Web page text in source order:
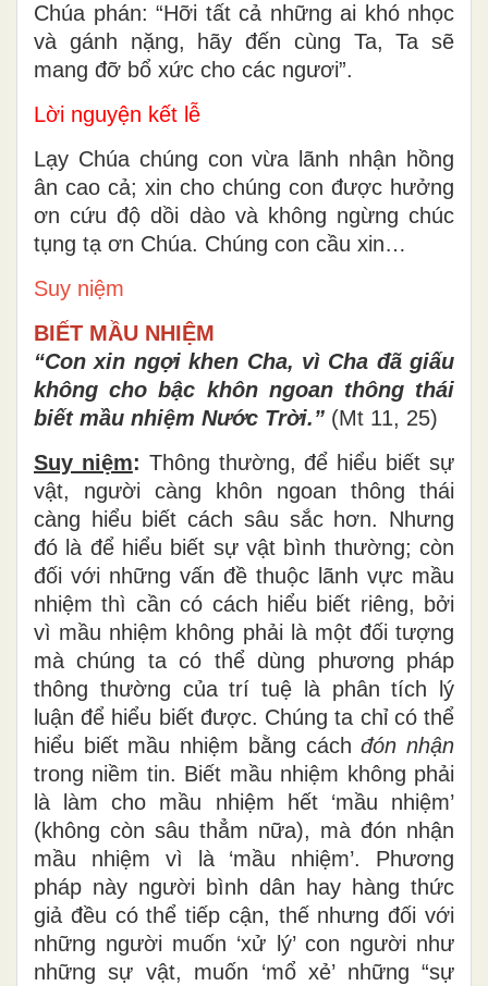
Chúa phán: “Hỡi tất cả những ai khó nhọc
và gánh nặng, hãy đến cùng Ta, Ta sẽ
mang đỡ bổ xức cho các ngươi”.
Lời nguyện kết lễ
Lạy Chúa chúng con vừa lãnh nhận hồng
ân cao cả; xin cho chúng con được hưởng
ơn cứu độ dồi dào và không ngừng chúc
tụng tạ ơn Chúa. Chúng con cầu xin…
Suy niệm
BIẾT MẦU NHIỆM
“Con xin ngợi khen Cha, vì Cha đã giấu
không cho bậc khôn ngoan thông thái
biết mầu nhiệm Nước Trời.” (Mt 11, 25)
Suy niệm: Thông thường, để hiểu biết sự
vật, người càng khôn ngoan thông thái
càng hiểu biết cách sâu sắc hơn. Nhưng
đó là để hiểu biết sự vật bình thường; còn
đối với những vấn đề thuộc lãnh vực mầu
nhiệm thì cần có cách hiểu biết riêng, bởi
vì mầu nhiệm không phải là một đối tượng
mà chúng ta có thể dùng phương pháp
thông thường của trí tuệ là phân tích lý
luận để hiểu biết được. Chúng ta chỉ có thể
hiểu biết mầu nhiệm bằng cáchđón nhận
trong niềm tin. Biết mầu nhiệm không phải
là làm cho mầu nhiệm hết ‘mầu nhiệm’
(không còn sâu thẳm nữa), mà đón nhận
mầu nhiệm vì là ‘mầu nhiệm’. Phương
pháp này người bình dân hay hàng thức
giả đều có thể tiếp cận, thế nhưng đối với
những người muốn ‘xử lý’ con người như
những sự vật, muốn ‘mổ xẻ’ những “sự